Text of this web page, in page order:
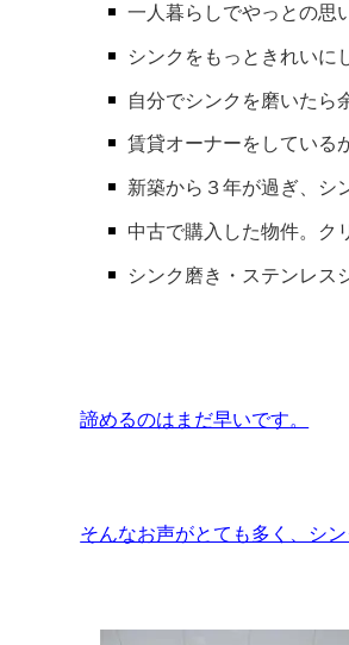
一人暮らしでやっとの思
シンクをもっときれいに
自分でシンクを磨いたら
賃貸オーナーをしている
新築から３年が過ぎ、シ
中古で購入した物件。ク
シンク磨き・ステンレス
諦めるのはまだ早いです。
そんなお声がとても多く、シ